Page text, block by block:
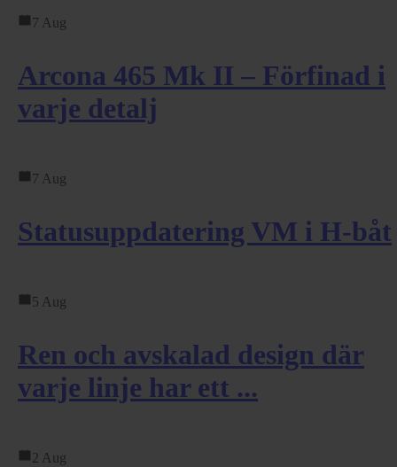
7 Aug
Arcona 465 Mk II – Förfinad i
varje detalj
7 Aug
Statusuppdatering VM i H-båt
5 Aug
Ren och avskalad design där
varje linje har ett ...
2 Aug